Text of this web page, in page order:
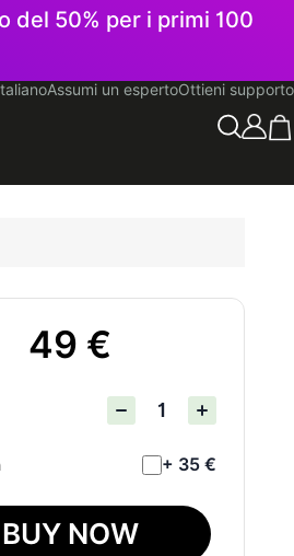
del 50% per i primi 100
Assumi un espertoOttieni supporto
49 €
+ 35 €
BUY NOW